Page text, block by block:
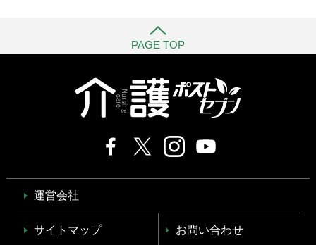
PAGE TOP
運営会社
サイトマップ お問い合わせ